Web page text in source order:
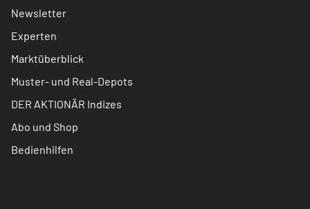
Newsletter
Experten
Marktüberblick
Muster- und Real-Depots
DER AKTIONÄR Indizes
Abo und Shop
Bedienhilfen